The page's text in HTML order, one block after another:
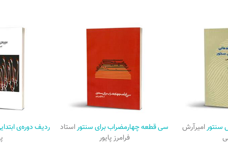
سنتورامیرآرش
سی قطعه چهارمضراب برای سنتوراستاد
فرامرز پایور
ردیف دوره‌ی